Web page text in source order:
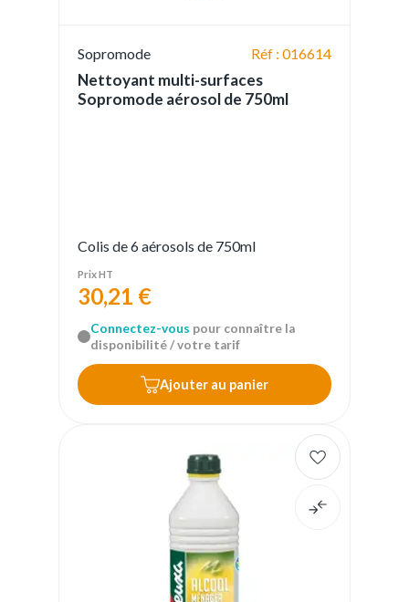
Sopromode Réf : 016614
Nettoyant multi-surfaces
Sopromode aérosol de 750ml
Colis de 6 aérosols de 750ml
Prix HT
30,21 €
Connectez-vous pour connaître la
disponibilité / votre tarif
Ajouter au panier